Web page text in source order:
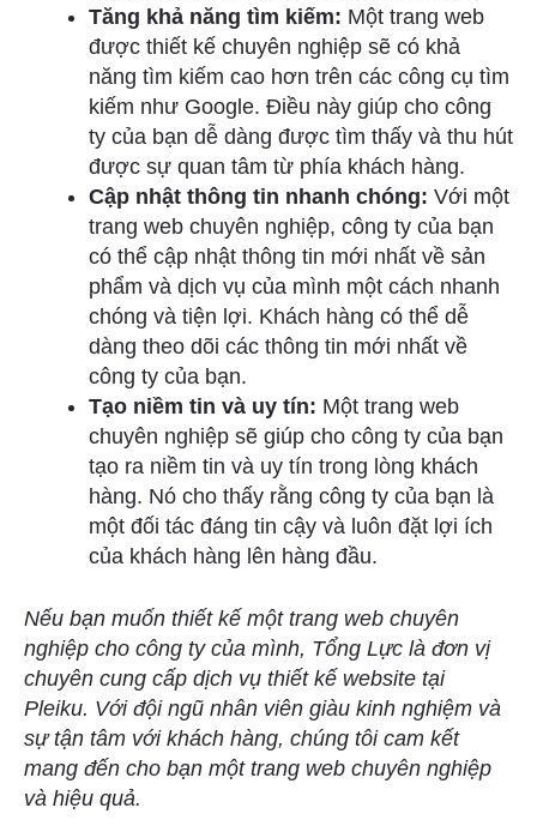
Tăng khả năng tìm kiếm: Một trang web
được thiết kế chuyên nghiệp sẽ có khả
năng tìm kiếm cao hơn trên các công cụ tìm
kiếm như Google. Điều này giúp cho công
ty của bạn dễ dàng được tìm thấy và thu hút
được sự quan tâm từ phía khách hàng.
Cập nhật thông tin nhanh chóng: Với một
trang web chuyên nghiệp, công ty của bạn
có thể cập nhật thông tin mới nhất về sản
phẩm và dịch vụ của mình một cách nhanh
chóng và tiện lợi. Khách hàng có thể dễ
dàng theo dõi các thông tin mới nhất về
công ty của bạn.
Tạo niềm tin và uy tín: Một trang web
chuyên nghiệp sẽ giúp cho công ty của bạn
tạo ra niềm tin và uy tín trong lòng khách
hàng. Nó cho thấy rằng công ty của bạn là
một đối tác đáng tin cậy và luôn đặt lợi ích
của khách hàng lên hàng đầu.
Nếu bạn muốn thiết kế một trang web chuyên
nghiệp cho công ty của mình, Tổng Lực là đơn vị
chuyên cung cấp dịch vụ thiết kế website tại
Pleiku. Với đội ngũ nhân viên giàu kinh nghiệm và
sự tận tâm với khách hàng, chúng tôi cam kết
mang đến cho bạn một trang web chuyên nghiệp
và hiệu quả.